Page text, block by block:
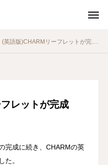
(英語版)CHARMリーフレットが完成
レットが完成
完成に続き、CHARMの英
た。